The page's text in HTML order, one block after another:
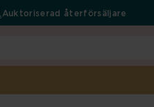
Auktoriserad återförsäljare